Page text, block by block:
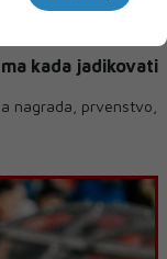
kada jadikovati
nagrada, prvenstvo,